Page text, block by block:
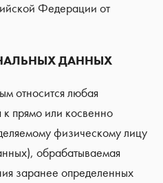
Федерации от
ДАННЫХ
относится любая
прямо или косвенно
физическому лицу
обрабатываемая
заранее определенных